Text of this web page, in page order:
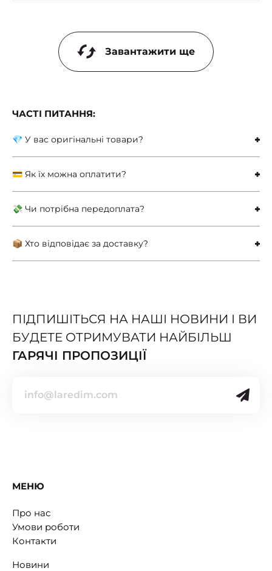
Завантажити ще
ЧАСТІ ПИТАННЯ:
💎 У вас оригінальні товари?
💳 Як їх можна оплатити?
💸 Чи потрібна передоплата?
📦 Хто відповідає за доставку?
ПІДПИШІТЬСЯ НА НАШІ НОВИНИ І ВИ
БУДЕТЕ ОТРИМУВАТИ НАЙБІЛЬШ
ГАРЯЧІ ПРОПОЗИЦІЇ
МЕНЮ
Про нас
Умови роботи
Контакти
Новини